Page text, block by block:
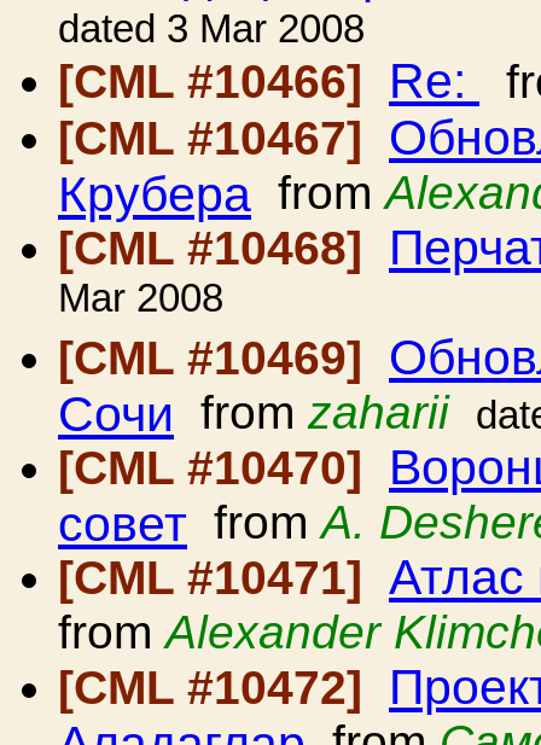
dated 3 Mar 2008
[CML #10466] Re:
[CML #10467]
Крубера from
[CML #10468]
Mar 2008
[CML #10469]
Сочи from zaharii
[CML #10470]
совет fromA.
[CML #10471]
fromAlexander
[CML #10472]